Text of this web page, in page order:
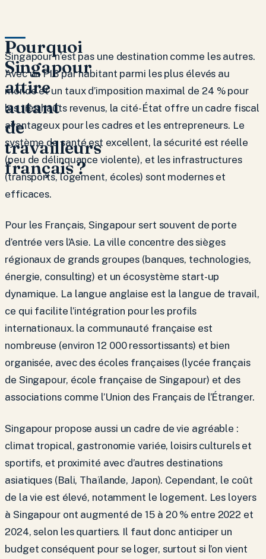
Pourquoi
Singapour
attire
autant
de
travailleurs
français ?
Singapour n’est pas une destination comme les autres.
Avec un PIB par habitant parmi les plus élevés au
monde et un taux d’imposition maximal de 24 % pour
les très hauts revenus, la cité-État offre un cadre fiscal
avantageux pour les cadres et les entrepreneurs. Le
système de santé est excellent, la sécurité est réelle
(peu de délinquance violente), et les infrastructures
(transports, logement, écoles) sont modernes et
efficaces.
Pour les Français, Singapour sert souvent de porte
d’entrée vers l’Asie. La ville concentre des sièges
régionaux de grands groupes (banques, technologies,
énergie, consulting) et un écosystème start-up
dynamique. La langue anglaise est la langue de travail,
ce qui facilite l’intégration pour les profils
internationaux. la communauté française est
nombreuse (environ 12 000 ressortissants) et bien
organisée, avec des écoles françaises (lycée français
de Singapour, école française de Singapour) et des
associations comme l’Union des Français de l’Étranger.
Singapour propose aussi un cadre de vie agréable :
climat tropical, gastronomie variée, loisirs culturels et
sportifs, et proximité avec d’autres destinations
asiatiques (Bali, Thaïlande, Japon). Cependant, le coût
de la vie est élevé, notamment le logement. Les loyers
à Singapour ont augmenté de 15 à 20 % entre 2022 et
2024, selon les quartiers. Il faut donc anticiper un
budget conséquent pour se loger, surtout si l’on vient